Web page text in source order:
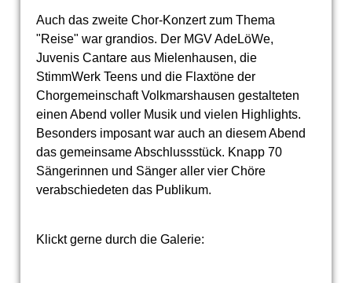
Auch das zweite Chor-Konzert zum Thema
"Reise" war grandios. Der MGV AdeLöWe,
Juvenis Cantare aus Mielenhausen, die
StimmWerk Teens und die Flaxtöne der
Chorgemeinschaft Volkmarshausen gestalteten
einen Abend voller Musik und vielen Highlights.
Besonders imposant war auch an diesem Abend
das gemeinsame Abschlussstück. Knapp 70
Sängerinnen und Sänger aller vier Chöre
verabschiedeten das Publikum.
Klickt gerne durch die Galerie: